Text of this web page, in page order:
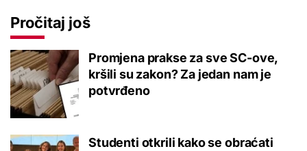
Pročitaj još
Promjena prakse za sve SC-ove,
kršili su zakon? Za jedan nam je
potvrđeno
Studenti otkrili kako se obraćati